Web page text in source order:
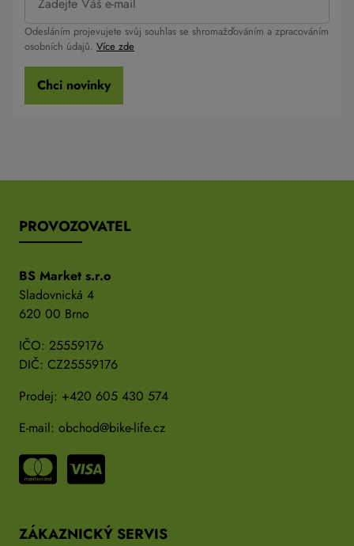
Odesláním projevujete svůj souhlas se shromažďováním a zpracováním
osobních údajů. Více zde
Chci novinky
PROVOZOVATEL
BS Market s.r.o
Sladovnická 4
620 00 Brno
IČO: 25559176
DIČ: CZ25559176
Prodej: +420 605 430 574
E-mail: obchod@bike-life.cz
ZÁKAZNICKÝ SERVIS